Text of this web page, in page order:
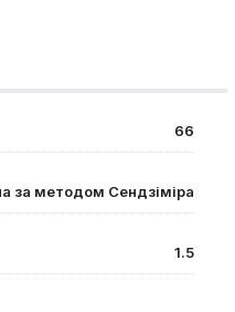
66
за методом Сендзіміра
1.5